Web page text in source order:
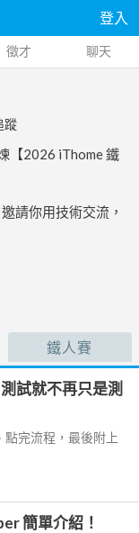
登入
徵才 聊天
蹤
【2026 iThome 鐵
請你用技術交流，
鐵人賽
試就不再只是測
完流程，最後附上
簡單介紹！